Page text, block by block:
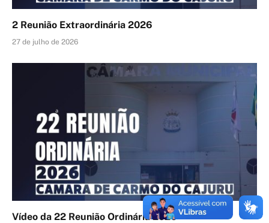
2 Reunião Extraordinária 2026
27 de julho de 2026
Vídeo da 22 Reunião Ordinária 2026